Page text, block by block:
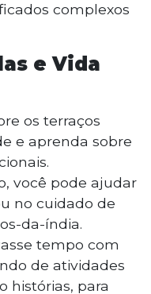
complexos
e Vida
os terraços
e aprenda sobre
você pode ajudar
no cuidado de
da-índia.
tempo com
de atividades
histórias, para